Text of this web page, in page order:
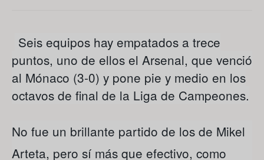
Seis equipos hay empatados a trece
puntos, uno de ellos el Arsenal, que venció
al Mónaco (3-0) y pone pie y medio en los
octavos de final de la Liga de Campeones.
No fue un brillante partido de los de Mikel
Arteta, pero sí más que efectivo, como